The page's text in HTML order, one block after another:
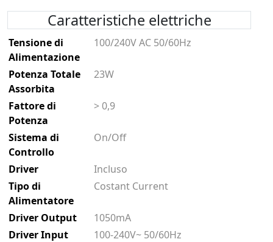
Caratteristiche elettriche
Tensione di
Alimentazione
100/240V AC 50/60Hz
Potenza Totale
Assorbita
23W
Fattore di
Potenza
> 0,9
Sistema di
Controllo
On/Off
Driver
Incluso
Tipo di
Alimentatore
Costant Current
Driver Output
1050mA
Driver Input
100-240V~ 50/60Hz